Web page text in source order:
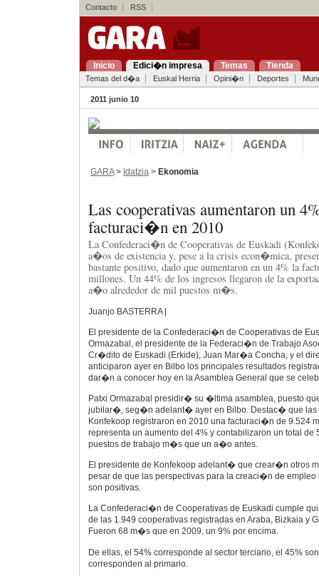
Contacto RSS
Inicio Edici�n impresa Temas Tienda
Temas del d�a Euskal Herria Opini�n Deportes
2011 junio 10
GARA> Idatzia > Ekonomia
Las cooperativas aumentaron un
facturaci�n en 2010
La Confederaci�n de Cooperativas de Euskadi
a�os de existencia y, pese a la crisis econ�mica,
bastante positivo, dado que aumentaron en un 4% la
millones. Un 44% de los ingresos llegaron de la
a�o alrededor de mil puestos m�s.
Juanjo BASTERRA |
El presidente de la Confederaci�n de Cooperativas de
Ormazabal, el presidente de la Federaci�n de Trabajo
Cr�dito de Euskadi (Erkide), Juan Mar�a Concha, y el
anticiparon ayer en Bilbo los principales resultados
dar�n a conocer hoy en la Asamblea General que se
Patxi Ormazabal presidir� su �ltima asamblea, puesto
jubilar�, seg�n adelant� ayer en Bilbo. Destac� que las
Konfekoop registraron en 2010 una facturaci�n de 9.524
representa un aumento del 4% y contabilizaron un total de
puestos de trabajo m�s que un a�o antes.
El presidente de Konfekoop adelant� que crear�n otros
pesar de que las perspectivas para la creaci�n de
son positivas.
La Confederaci�n de Cooperativas de Euskadi cumple
de las 1.949 cooperativas registradas en Araba, Bizkaia y
Fueron 68 m�s que en 2009, un 9% por encima.
De ellas, el 54% corresponde al sector terciario, el 45%
corresponden al primario.